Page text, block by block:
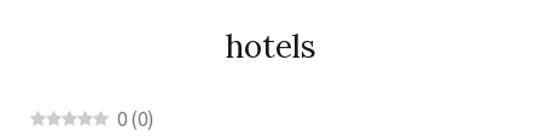
hotels
0(0)